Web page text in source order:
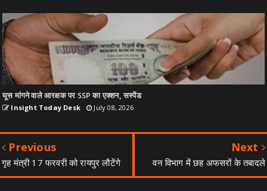
घूस मांगने वाले आरक्षक पर SSP का एक्शन, सस्पेंड
Insight Today Desk July 08, 2026
Previous
गृह मंत्री 17 फरवरी को रायपुर लौटेंगे
Next
वन विभाग में छह अफसरों के तबादले